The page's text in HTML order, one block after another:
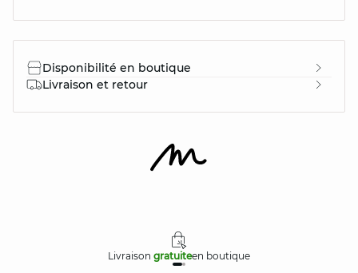
Disponibilité en boutique
Livraison et retour
Livraison gratuiteen boutique